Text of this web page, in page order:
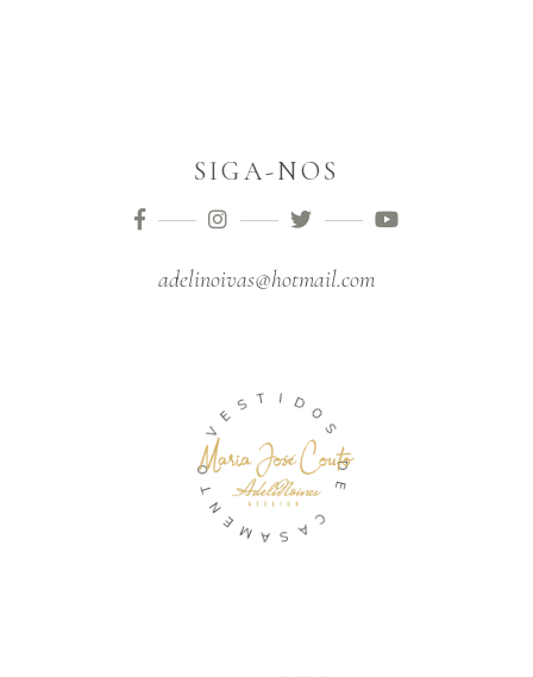
SIGA-NOS
adelinoivas@hotmail.com
V
E S T I D
O
S
D
C
A
S
A
M
E
N
T
O